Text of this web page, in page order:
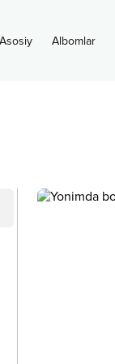
Asosiy Albomlar